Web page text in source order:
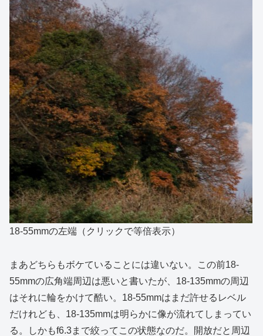
18-55mmの左端（クリックで等倍表示）
まあどちらもボケていることには違いない。この前18-
55mmの広角端周辺は悪いと書いたが、18-135mmの周辺
はそれに輪をかけて酷い。18-55mmはまだ許せるレベル
だけれども、18-135mmは明らかに像が流れてしまってい
る。しかもf6.3まで絞ってこの状態なのだ。開放だと周辺